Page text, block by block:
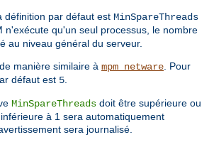
définition par défaut est MinSpareThreads
n'exécute qu'un seul processus, le nombre
au niveau général du serveur.
manière similaire à mpm_netware . Pour
défaut est 5
MinSpareThreads doit être supérieure ou
à 1 sera automatiquement
sera journalisé.